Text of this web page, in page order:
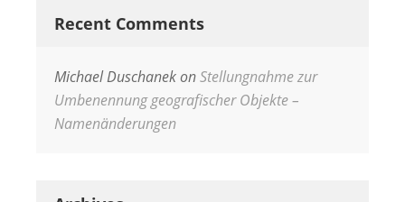
Recent Comments
Michael DuschanekonStellungnahme zur
Umbenennung geografischer Objekte –
Namenänderungen